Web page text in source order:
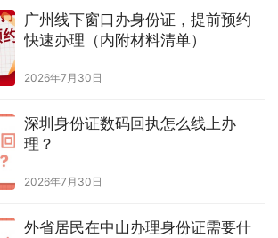
广州线下窗口办身份证，提前预约
快速办理（内附材料清单）
2026年7月30日
深圳身份证数码回执怎么线上办
理？
2026年7月30日
外省居民在中山办理身份证需要什